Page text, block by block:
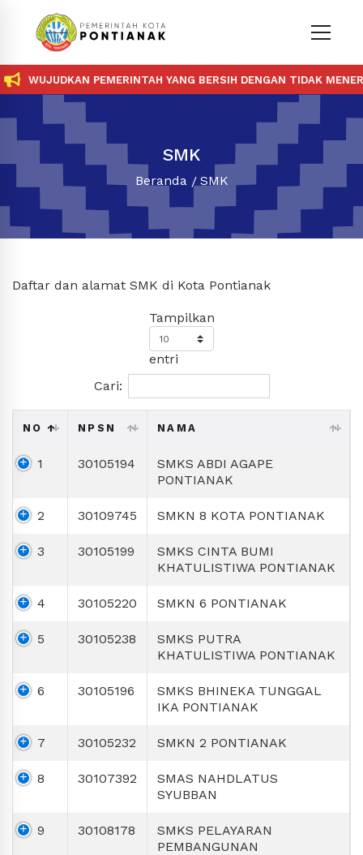
WUJUDKAN PEMERINTAH YANG BERSIH DENGAN TIDAK
SMK
Beranda SMK
Daftar dan alamat SMK di Kota Pontianak
Tampilkan
entri
Cari:
NO NPSN NAMA
1 30105194
SMKS ABDI AGAPE
PONTIANAK
2 30109745 SMKN 8 KOTA PONTIANAK
3 30105199
SMKS CINTA BUMI
KHATULISTIWA PONTIANAK
4 30105220 SMKN 6 PONTIANAK
5 30105238
SMKS PUTRA
KHATULISTIWA PONTIANAK
6 30105196
SMKS BHINEKA TUNGGAL
IKA PONTIANAK
7 30105232 SMKN 2 PONTIANAK
8 30107392
SMAS NAHDLATUS
SYUBBAN
9 30108178
SMKS PELAYARAN
PEMBANGUNAN